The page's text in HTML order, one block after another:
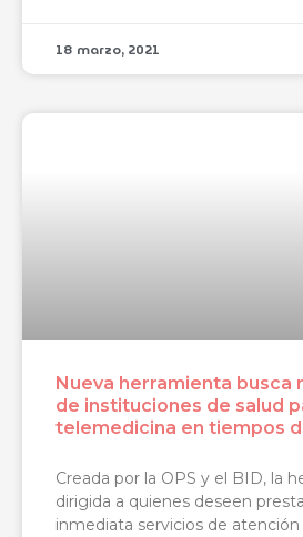
18 marzo, 2021
Nueva herramienta busca
de instituciones de salud
telemedicina en tiempos
Creada por la OPS y el BID, la
dirigida a quienes deseen
inmediata servicios de